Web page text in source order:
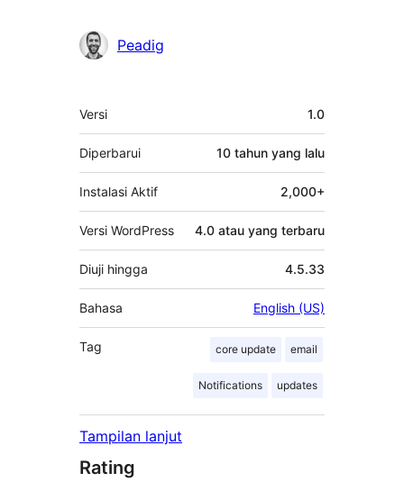
Peadig
Meta
Versi 1.0
Diperbarui 10 tahun yang lalu
Instalasi Aktif 2,000+
Versi WordPress 4.0 atau yang terbaru
Diuji hingga 4.5.33
Bahasa English (US)
Tag core update email
Notifications updates
Tampilan lanjut
Rating